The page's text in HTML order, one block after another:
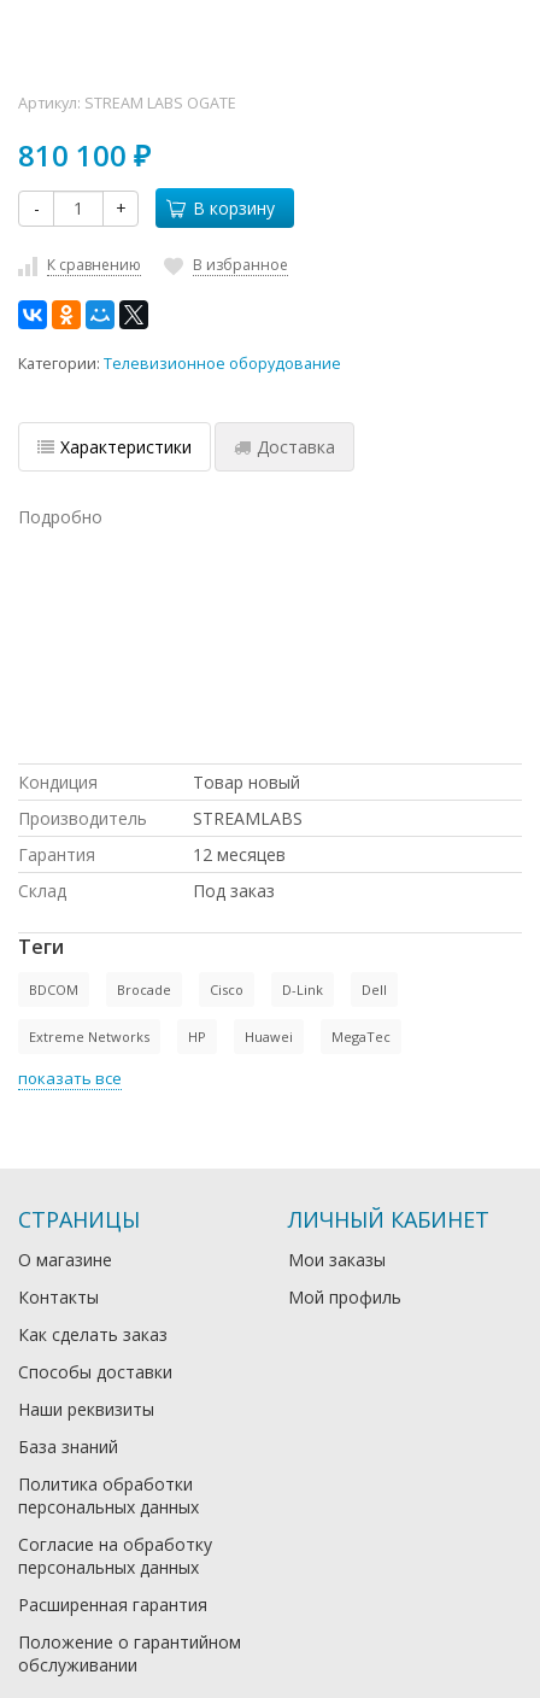
Артикул: STREAM LABS OGATE
810 100 ₽
- + В корзину
К сравнению В избранное
Категории: Телевизионное оборудование
Характеристики Доставка
Подробно
Кондиция
Товар новый
Производитель
STREAMLABS
Гарантия
12 месяцев
Склад
Под заказ
Теги
BDCOM Brocade Cisco D-Link Dell
Extreme Networks HP Huawei MegaTec
показать все
СТРАНИЦЫ
О магазине
Контакты
Как сделать заказ
Способы доставки
Наши реквизиты
База знаний
Политика обработки
персональных данных
Согласие на обработку
персональных данных
Расширенная гарантия
Положение о гарантийном
обслуживании
ЛИЧНЫЙ КАБИНЕТ
Мои заказы
Мой профиль